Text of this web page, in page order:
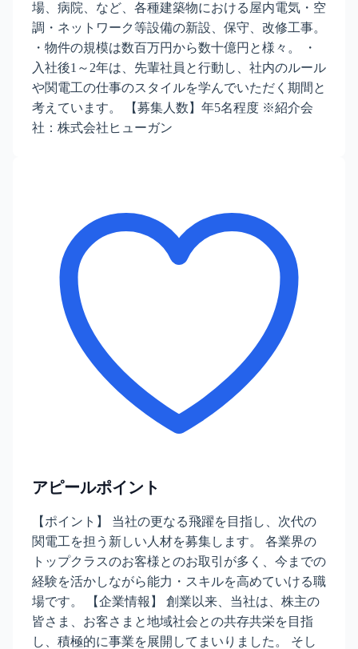
場、病院、など、各種建築物における屋内電気・空
調・ネットワーク等設備の新設、保守、改修工事。
・物件の規模は数百万円から数十億円と様々。 ・
入社後1～2年は、先輩社員と行動し、社内のルール
や関電工の仕事のスタイルを学んでいただく期間と
考えています。 【募集人数】年5名程度 ※紹介会
社：株式会社ヒューガン
アピールポイント
【ポイント】 当社の更なる飛躍を目指し、次代の
関電工を担う新しい人材を募集します。 各業界の
トップクラスのお客様とのお取引が多く、今までの
経験を活かしながら能力・スキルを高めていける職
場です。 【企業情報】 創業以来、当社は、株主の
皆さま、お客さまと地域社会との共存共栄を目指
し、積極的に事業を展開してまいりました。 そし